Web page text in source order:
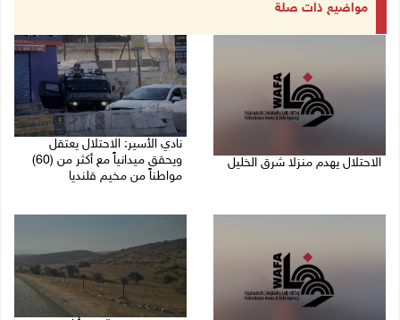
مواضيع ذات صلة
الاحتلال يهدم منزلا شرق الخليل
نادي الأسير: الاحتلال يعتقل
ويحقق ميدانياً مع أكثر من (60)
مواطناً من مخيم قلنديا